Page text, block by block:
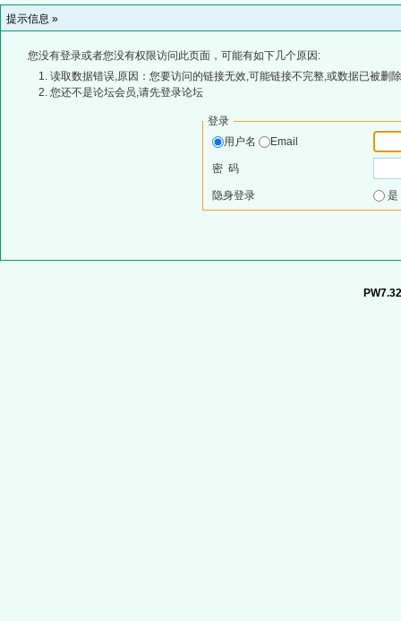
提示信息 »
您没有登录或者您没有权限访问此页面，可能有如下几个原因:
读取数据错误,原因：您要访问的链接无效,可能链接不完整,或数据已被删
您还不是论坛会员,请先登录论坛
登录
用户名
Email
密 码
隐身登录